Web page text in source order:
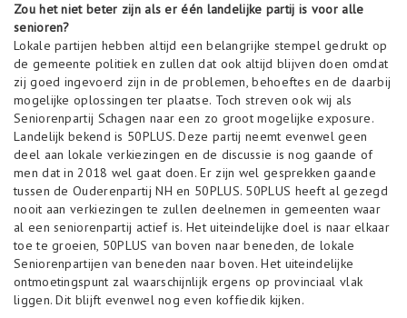
Zou het niet beter zijn als er één landelijke partij is voor alle
senioren?
Lokale partijen hebben altijd een belangrijke stempel gedrukt op
de gemeente politiek en zullen dat ook altijd blijven doen omdat
zij goed ingevoerd zijn in de problemen, behoeftes en de daarbij
mogelijke oplossingen ter plaatse. Toch streven ook wij als
Seniorenpartij Schagen naar een zo groot mogelijke exposure.
Landelijk bekend is 50PLUS. Deze partij neemt evenwel geen
deel aan lokale verkiezingen en de discussie is nog gaande of
men dat in 2018 wel gaat doen. Er zijn wel gesprekken gaande
tussen de Ouderenpartij NH en 50PLUS. 50PLUS heeft al gezegd
nooit aan verkiezingen te zullen deelnemen in gemeenten waar
al een seniorenpartij actief is. Het uiteindelijke doel is naar elkaar
toe te groeien, 50PLUS van boven naar beneden, de lokale
Seniorenpartijen van beneden naar boven. Het uiteindelijke
ontmoetingspunt zal waarschijnlijk ergens op provinciaal vlak
liggen. Dit blijft evenwel nog even koffiedik kijken.